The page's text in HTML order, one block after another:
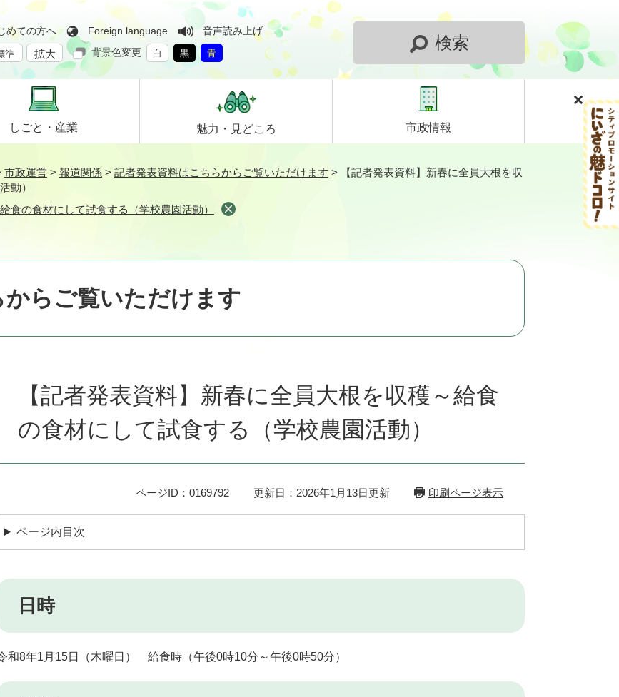
めての方へ Foreign language
音声読み上げ
準 拡大 背景色変更 白 黒 青
検索
しごと・ 産業 魅力・ 見どころ 市政情報
市政運営 > 報道関係 > 記者発表資料はこちらからご覧いただけます >
【記者発表資料】新春に全員大根を収
動）
食の食材にして試食する（学校農園活動）
らご覧いただけます
【記者発表資料】新春に全員大根を収穫～給食
の食材にして試食する（学校農園活動）
ページID：0169792 更新日：2026年1月13日更新 印刷ページ表示
ページ内目次
日時
和8年1月15日（木曜日） 給食時（午後0時10分～午後0時50分）